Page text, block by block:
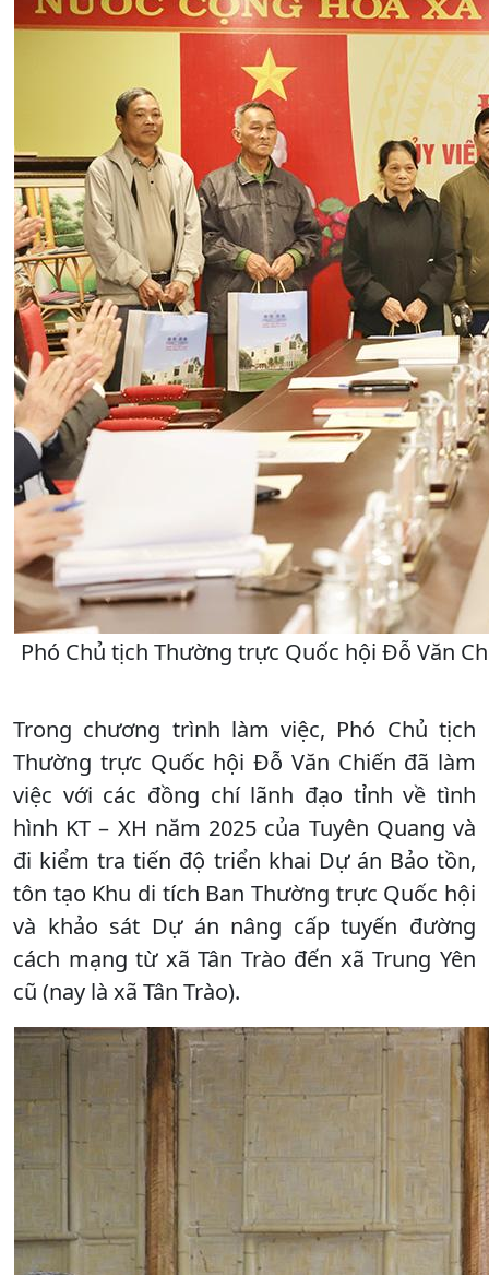
Phó Chủ tịch Thường trực Quốc hội Đỗ Văn
Trong chương trình làm việc, Phó Chủ tịch
Thường trực Quốc hội Đỗ Văn Chiến đã làm
việc với các đồng chí lãnh đạo tỉnh về tình
hình KT – XH năm 2025 của Tuyên Quang và
đi kiểm tra tiến độ triển khai Dự án Bảo tồn,
tôn tạo Khu di tích Ban Thường trực Quốc hội
và khảo sát Dự án nâng cấp tuyến đường
cách mạng từ xã Tân Trào đến xã Trung Yên
cũ (nay là xã Tân Trào).